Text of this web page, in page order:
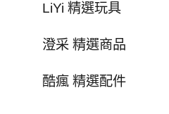
LiYi 精選玩具
澄采 精選商品
酷瘋 精選配件